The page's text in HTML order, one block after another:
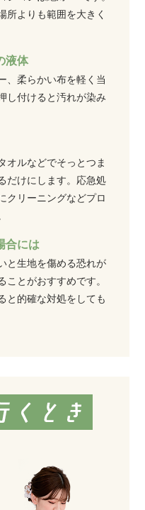
所よりも範囲を大きく
液体
、柔らかい布を軽く当
し付けると汚れが染み
オルなどでそっとつま
だけにします。応急処
クリーニングなどプロ
合には
と生地を傷める恐れが
とがおすすめです。
と的確な対処をしても